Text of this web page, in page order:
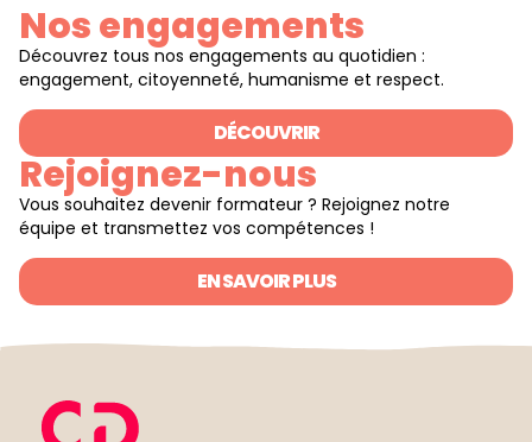
Nos engagements
Découvrez tous nos engagements au quotidien :
engagement, citoyenneté, humanisme et respect.
DÉCOUVRIR
Rejoignez-nous
Vous souhaitez devenir formateur ? Rejoignez notre
équipe et transmettez vos compétences !
EN SAVOIR PLUS